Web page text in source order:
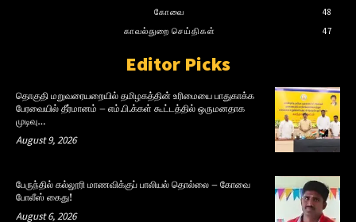
கோவை
48
காவல்துறை செய்திகள்
47
Editor Picks
தொகுதி மறுவரையறையில் தமிழகத்தின் உரிமையை பாதுகாக்க
பேரவையில் தீர்மானம் – எம்.பி.க்கள் கூட்டத்தில் ஒருமனதாக
முடிவு…
August 9, 2026
பேருந்தில் கல்லூரி மாணவிக்குப் பாலியல் தொல்லை – கோவை
போலீஸ் கைது!
August 6, 2026